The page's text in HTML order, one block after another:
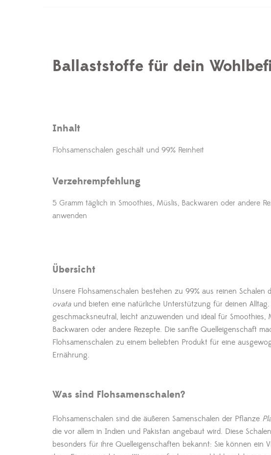
Ballaststoffe für dein
Inhalt
Flohsamenschalen geschält und 99% Reinheit
Verzehrempfehlung
5 Gramm täglich in Smoothies, Müslis, Backwaren oder andere
anwenden
Übersicht
Unsere Flohsamenschalen bestehen zu 99% aus reinen Schalen
ovataund bieten eine natürliche Unterstützung für deinen Alltag.
geschmacksneutral, leicht anzuwenden und ideal für Smoothies,
Backwaren oder andere Rezepte. Die sanfte Quelleigenschaft
Flohsamenschalen zu einem beliebten Produkt für eine
Ernährung.
Was sind Flohsamenschalen?
Flohsamenschalen sind die äußeren Samenschalen der Pflanze
die vor allem in Indien und Pakistan angebaut wird. Diese
besonders für ihre Quelleigenschaften bekannt: Sie können ein